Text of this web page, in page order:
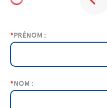
*PRÉNOM :
*NOM :